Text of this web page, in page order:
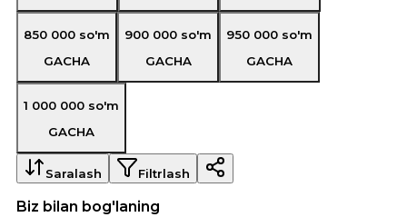
850 000 so'm
GACHA
900 000 so'm
GACHA
950 000 so'm
GACHA
1 000 000 so'm
GACHA
Saralash Filtrlash
Biz bilan bog'laning